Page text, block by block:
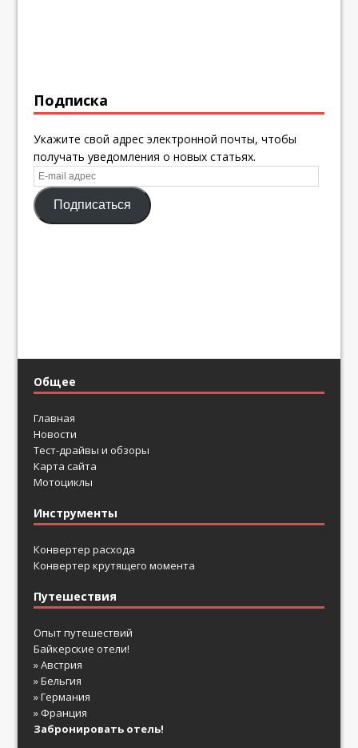
Подписка
Укажите свой адрес электронной почты, чтобы
получать уведомления о новых статьях.
E-
mail
адресПодписаться
Общее
Главная
Новости
Тест-драйвы и обзоры
Карта сайта
Мотоциклы
Инструменты
Конвертер расхода
Конвертер крутящего момента
Путешествия
Опыт путешествий
Байкерские отели!
» Австрия
» Бельгия
» Германия
» Франция
Забронировать отель!